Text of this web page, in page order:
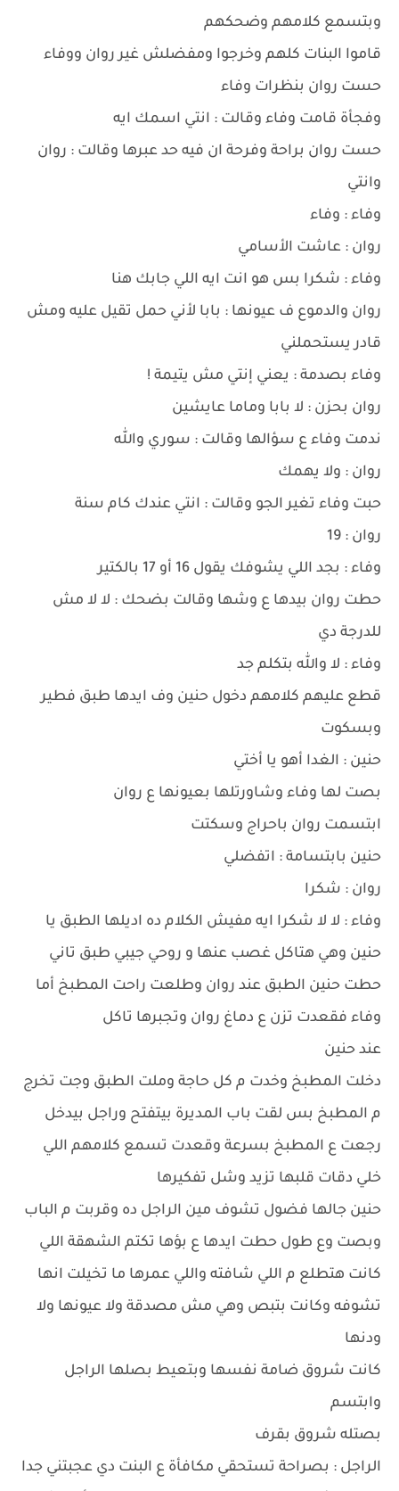
وبتسمع كلامهم وضحكهم
قاموا البنات كلهم وخرجوا ومفضلش غير روان ووفاء
حست روان بنظرات وفاء
وفجأة قامت وفاء وقالت : انتي اسمك ايه
حست روان براحة وفرحة ان فيه حد عبرها وقالت : روان
وانتي
وفاء : وفاء
روان : عاشت الأسامي
وفاء : شكرا بس هو انت ايه اللي جابك هنا
روان والدموع ف عيونها : بابا لأني حمل تقيل عليه ومش
قادر يستحملني
وفاء بصدمة : يعني إنتي مش يتيمة !
روان بحزن : لا بابا وماما عايشين
ندمت وفاء ع سؤالها وقالت : سوري والله
روان : ولا يهمك
حبت وفاء تغير الجو وقالت : انتي عندك كام سنة
روان : 19
وفاء : بجد اللي يشوفك يقول 16 أو 17 بالكتير
حطت روان بيدها ع وشها وقالت بضحك : لا لا مش
للدرجة دي
وفاء : لا والله بتكلم جد
قطع عليهم كلامهم دخول حنين وف ايدها طبق فطير
وبسكوت
حنين : الغدا أهو يا أختي
بصت لها وفاء وشاورتلها بعيونها ع روان
ابتسمت روان باحراج وسكتت
حنين بابتسامة : اتفضلي
روان : شكرا
وفاء : لا لا شكرا ايه مفيش الكلام ده اديلها الطبق يا
حنين وهي هتاكل غصب عنها و روحي جيبي طبق تاني
حطت حنين الطبق عند روان وطلعت راحت المطبخ أما
وفاء فقعدت تزن ع دماغ روان وتجبرها تاكل
عند حنين
دخلت المطبخ وخدت م كل حاجة وملت الطبق وجت تخرج
م المطبخ بس لقت باب المديرة بيتفتح وراجل بيدخل
رجعت ع المطبخ بسرعة وقعدت تسمع كلامهم اللي
خلي دقات قلبها تزيد وشل تفكيرها
حنين جالها فضول تشوف مين الراجل ده وقربت م الباب
وبصت وع طول حطت ايدها ع بؤها تكتم الشهقة اللي
كانت هتطلع م اللي شافته واللي عمرها ما تخيلت انها
تشوفه وكانت بتبص وهي مش مصدقة ولا عيونها ولا
ودنها
كانت شروق ضامة نفسها وبتعيط بصلها الراجل
وابتسم
بصتله شروق بقرف
الراجل : بصراحة تستحقي مكافأة ع البنت دي عجبتني جدا